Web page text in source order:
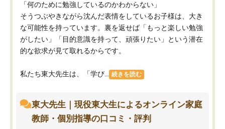
「何のために勉強しているのかわからない」
そうつぶやきながら沈んだ表情をしているお子様は、大き
な可能性を持っています。裏を返せば「もっと楽しい勉強
がしたい」「目的意識を持って、頑張りたい」という潜在
的な欲求が見て取れるからです。
私たち東大先生は、「学び... 続きを読む
東大先生｜現役東大生によるオンライン家庭
教師・個別指導の口コミ・評判